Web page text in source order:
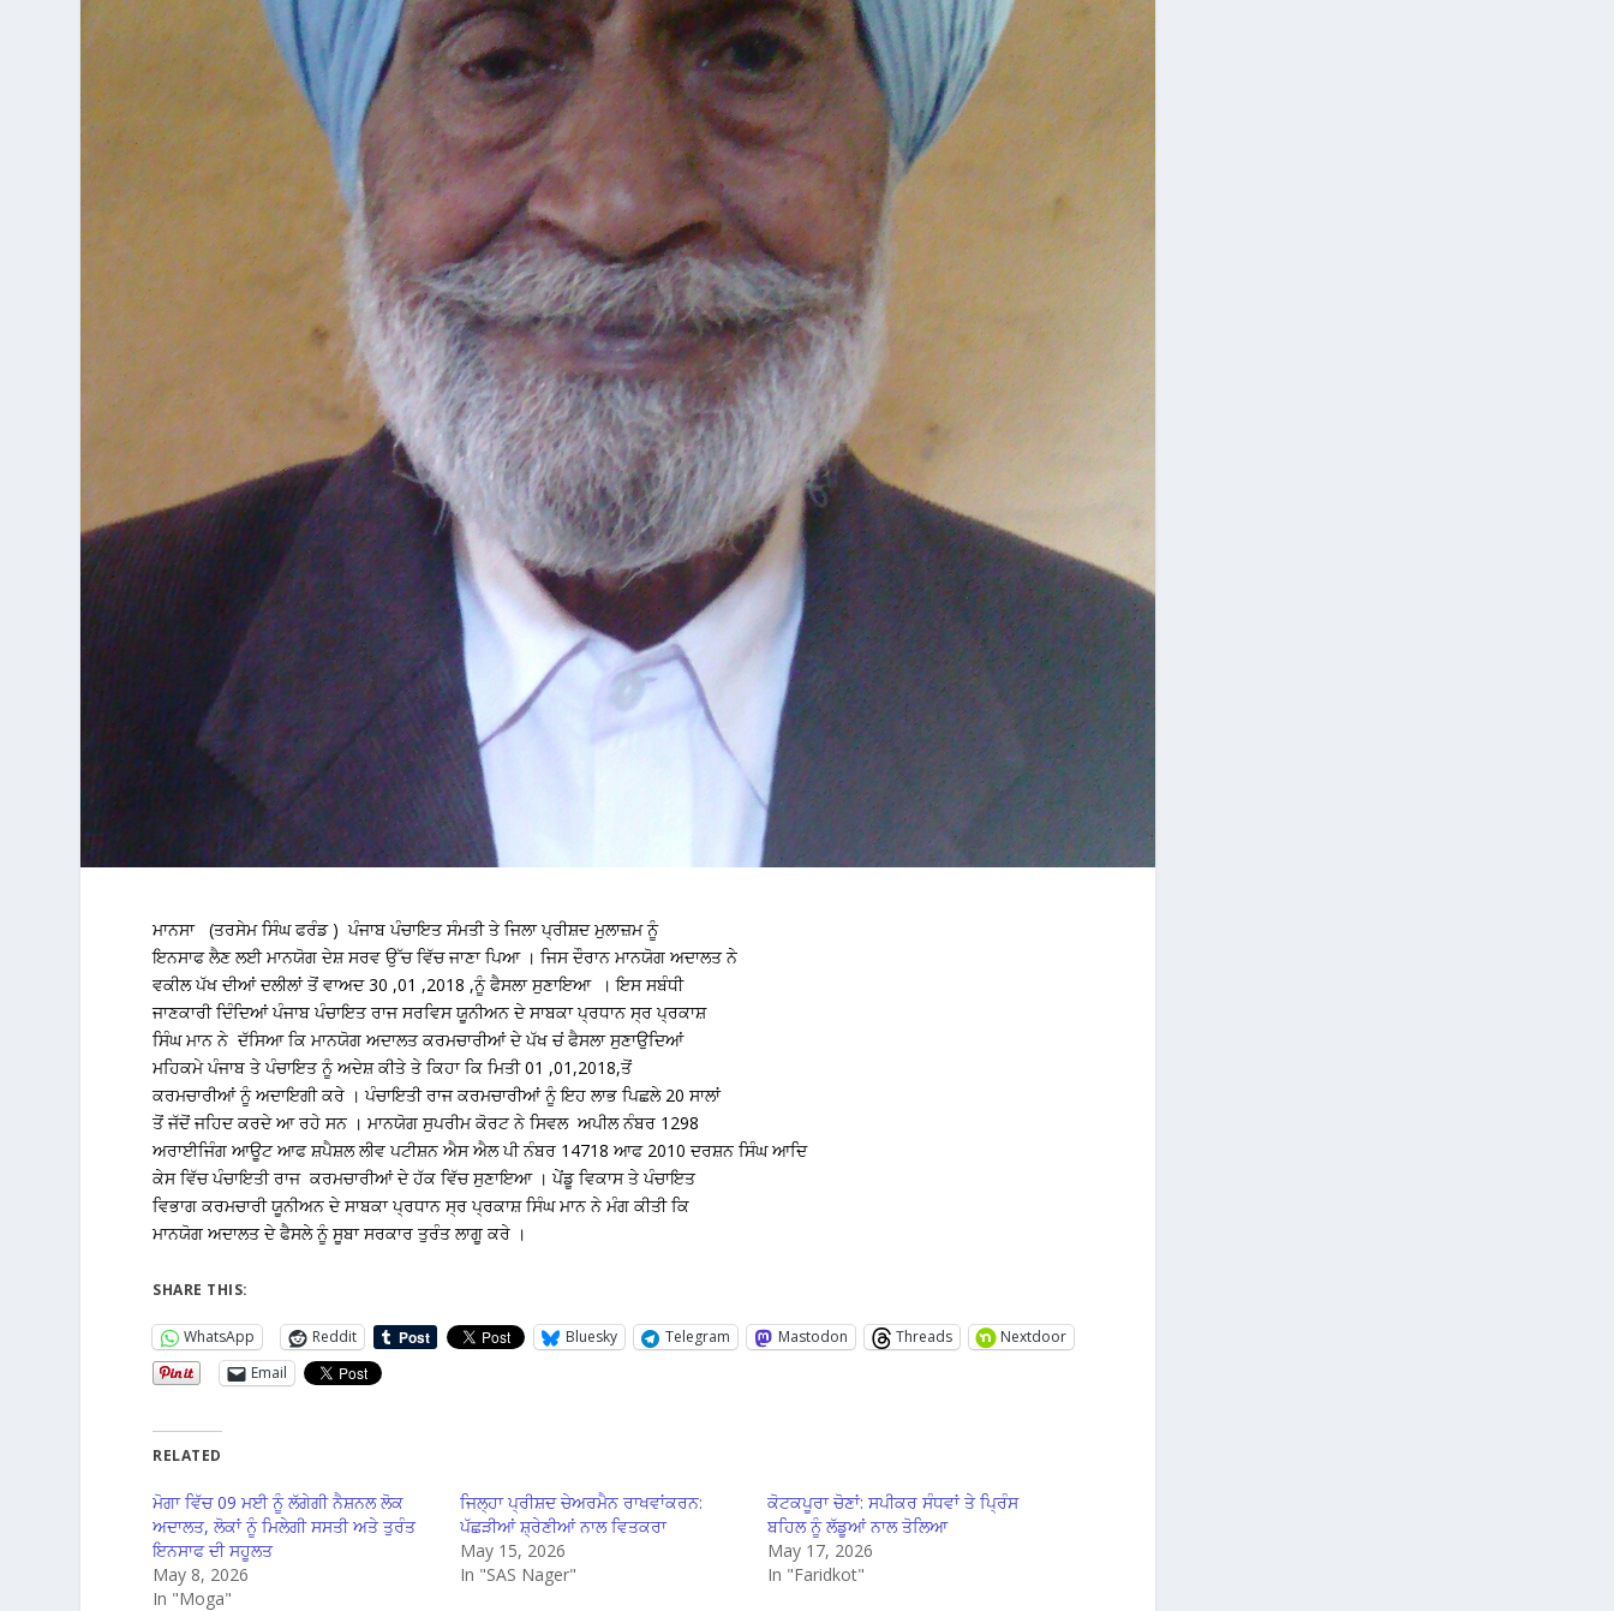
ਮਾਨਸਾ (ਤਰਸੇਮ ਸਿੰਘ ਫਰੰਡ ) ਪੰਜਾਬ ਪੰਚਾਇਤ ਸੰਮਤੀ ਤੇ ਜਿਲਾ ਪ੍ਰੀਸ਼ਦ ਮੁਲਾਜ਼ਮ ਨੂੰ
ਇਨਸਾਫ ਲੈਣ ਲਈ ਮਾਨਯੋਗ ਦੇਸ਼ ਸਰਵ ਉੱਚ ਵਿੱਚ ਜਾਣਾ ਪਿਆ । ਜਿਸ ਦੌਰਾਨ ਮਾਨਯੋਗ ਅਦਾਲਤ ਨੇ
ਵਕੀਲ ਪੱਖ ਦੀਆਂ ਦਲੀਲਾਂ ਤੋਂ ਵਾਅਦ 30 ,01 ,2018 ,ਨੂੰ ਫੈਸਲਾ ਸੁਣਾਇਆ । ਇਸ ਸਬੰਧੀ
ਜਾਣਕਾਰੀ ਦਿੰਦਿਆਂ ਪੰਜਾਬ ਪੰਚਾਇਤ ਰਾਜ ਸਰਵਿਸ ਯੂਨੀਅਨ ਦੇ ਸਾਬਕਾ ਪ੍ਰਧਾਨ ਸ੍ਰ ਪ੍ਰਕਾਸ਼
ਸਿੰਘ ਮਾਨ ਨੇ ਦੱਸਿਆ ਕਿ ਮਾਨਯੋਗ ਅਦਾਲਤ ਕਰਮਚਾਰੀਆਂ ਦੇ ਪੱਖ ਚਂ ਫੈਸਲਾ ਸੁਣਾਉਦਿਆਂ
ਮਹਿਕਮੇ ਪੰਜਾਬ ਤੇ ਪੰਚਾਇਤ ਨੂੰ ਅਦੇਸ਼ ਕੀਤੇ ਤੇ ਕਿਹਾ ਕਿ ਮਿਤੀ 01 ,01,2018,ਤੋਂ
ਕਰਮਚਾਰੀਆਂ ਨੂੰ ਅਦਾਇਗੀ ਕਰੇ । ਪੰਚਾਇਤੀ ਰਾਜ ਕਰਮਚਾਰੀਆਂ ਨੂੰ ਇਹ ਲਾਭ ਪਿਛਲੇ 20 ਸਾਲਾਂ
ਤੋਂ ਜੱਦੋਂ ਜਹਿਦ ਕਰਦੇ ਆ ਰਹੇ ਸਨ । ਮਾਨਯੋਗ ਸੁਪਰੀਮ ਕੋਰਟ ਨੇ ਸਿਵਲ ਅਪੀਲ ਨੰਬਰ 1298
ਅਰਾਈਜਿੰਗ ਆਊਟ ਆਫ ਸ਼ਪੈਸ਼ਲ ਲੀਵ ਪਟੀਸ਼ਨ ਐਸ ਐਲ ਪੀ ਨੰਬਰ 14718 ਆਫ 2010 ਦਰਸ਼ਨ ਸਿੰਘ ਆਦਿ
ਕੇਸ ਵਿੱਚ ਪੰਚਾਇਤੀ ਰਾਜ ਕਰਮਚਾਰੀਆਂ ਦੇ ਹੱਕ ਵਿੱਚ ਸੁਣਾਇਆ । ਪੇਂਡੂ ਵਿਕਾਸ ਤੇ ਪੰਚਾਇਤ
ਵਿਭਾਗ ਕਰਮਚਾਰੀ ਯੂਨੀਅਨ ਦੇ ਸਾਬਕਾ ਪ੍ਰਧਾਨ ਸ੍ਰ ਪ੍ਰਕਾਸ਼ ਸਿੰਘ ਮਾਨ ਨੇ ਮੰਗ ਕੀਤੀ ਕਿ
ਮਾਨਯੋਗ ਅਦਾਲਤ ਦੇ ਫੈਸਲੇ ਨੂੰ ਸੂਬਾ ਸਰਕਾਰ ਤੁਰੰਤ ਲਾਗੂ ਕਰੇ ।
SHARE THIS:
WhatsApp Reddit Bluesky Telegram Mastodon Threads
Nextdoor
Email
RELATED
ਮੋਗਾ ਵਿੱਚ 09 ਮਈ ਨੂੰ ਲੱਗੇਗੀ ਨੈਸ਼ਨਲ ਲੋਕ
ਅਦਾਲਤ, ਲੋਕਾਂ ਨੂੰ ਮਿਲੇਗੀ ਸਸਤੀ ਅਤੇ ਤੁਰੰਤ
ਇਨਸਾਫ ਦੀ ਸਹੂਲਤ
May 8, 2026
In "Moga"
ਜਿਲ੍ਹਾ ਪ੍ਰੀਸ਼ਦ ਚੇਅਰਮੈਨ ਰਾਖਵਾਂਕਰਨ:
ਪੱਛੜੀਆਂ ਸ਼੍ਰੇਣੀਆਂ ਨਾਲ ਵਿਤਕਰਾ
May 15, 2026
In "SAS Nager"
ਕੋਟਕਪੂਰਾ ਚੋਣਾਂ: ਸਪੀਕਰ ਸੰਧਵਾਂ ਤੇ ਪ੍ਰਿੰਸ
ਬਹਿਲ ਨੂੰ ਲੱਡੂਆਂ ਨਾਲ ਤੋਲਿਆ
May 17, 2026
In "Faridkot"